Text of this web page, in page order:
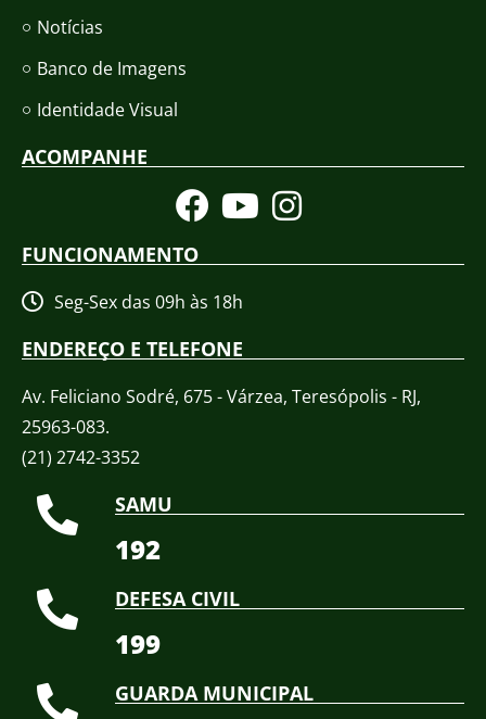
Notícias
Banco de Imagens
Identidade Visual
ACOMPANHE
FUNCIONAMENTO
Seg-Sex das 09h às 18h
ENDEREÇO E TELEFONE
Av. Feliciano Sodré, 675 - Várzea, Teresópolis - RJ,
25963-083.
(21) 2742-3352​
SAMU
192
DEFESA CIVIL
199
GUARDA MUNICIPAL